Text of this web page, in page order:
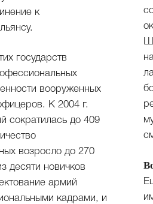
к
государств
вооруженных
К 2004 г.
сократилась до 409
возросло до 270
десяти новичков
армий
кадрами, и